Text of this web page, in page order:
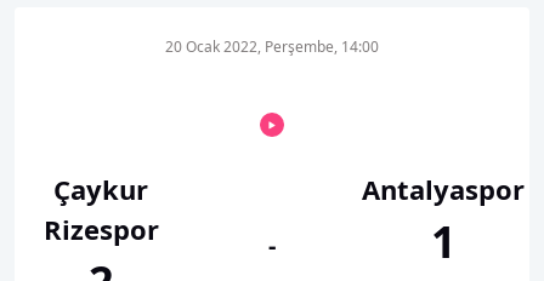
Çaykur
Rizespor
20 Ocak 2022, Perşembe, 14:00
-
Antalyaspor
1